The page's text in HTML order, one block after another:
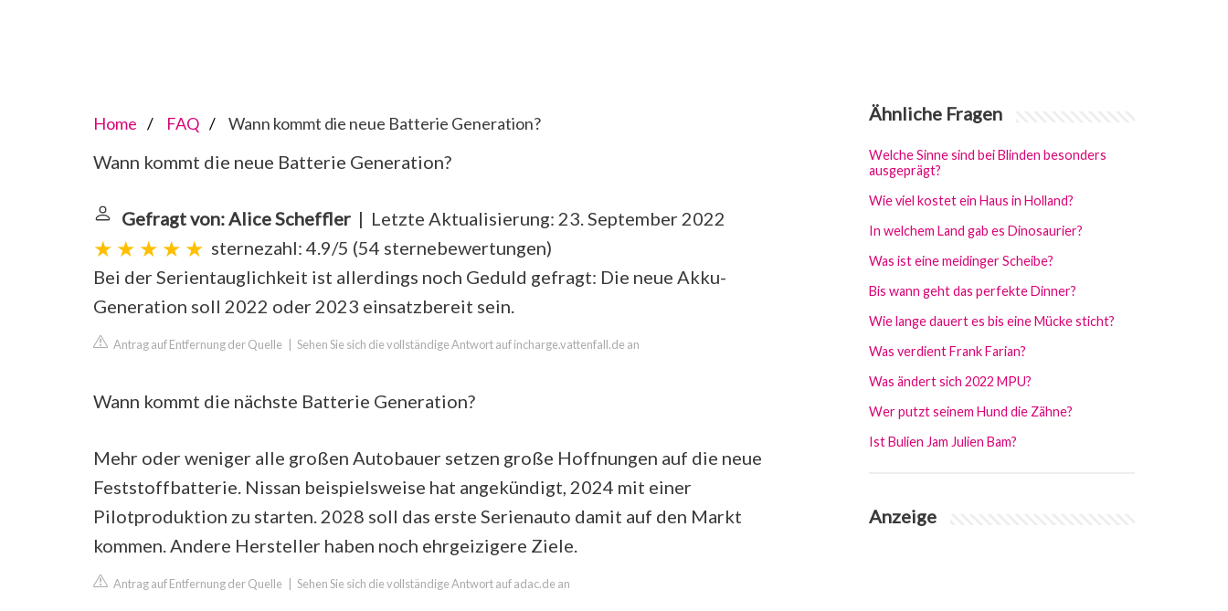
Home FAQ Wann kommt die neue Batterie Generation?
Wann kommt die neue Batterie Generation?
Gefragt von: Alice Scheffler | Letzte Aktualisierung: 23. September 2022
sternezahl: 4.9/5 (54 sternebewertungen)
Bei der Serientauglichkeit ist allerdings noch Geduld gefragt: Die neue Akku-
Generation soll 2022 oder 2023 einsatzbereit sein.
Antrag auf Entfernung der Quelle Sehen Sie sich die vollständige Antwort auf incharge.vattenfall.de an
Wann kommt die nächste Batterie Generation?
Mehr oder weniger alle großen Autobauer setzen große Hoffnungen auf die neue
Feststoffbatterie. Nissan beispielsweise hat angekündigt, 2024 mit einer
Pilotproduktion zu starten. 2028 soll das erste Serienauto damit auf den Markt
kommen. Andere Hersteller haben noch ehrgeizigere Ziele.
Antrag auf Entfernung der Quelle Sehen Sie sich die vollständige Antwort auf adac.de an
Ähnliche Fragen
Welche Sinne sind bei Blinden besonders
ausgeprägt?
Wie viel kostet ein Haus in Holland?
In welchem Land gab es Dinosaurier?
Was ist eine meidinger Scheibe?
Bis wann geht das perfekte Dinner?
Wie lange dauert es bis eine Mücke sticht?
Was verdient Frank Farian?
Was ändert sich 2022 MPU?
Wer putzt seinem Hund die Zähne?
Ist Bulien Jam Julien Bam?
Anzeige